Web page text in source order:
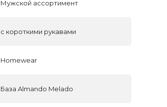
Мужской ассортимент
с короткими рукавами
Homewear
База Almando Melado